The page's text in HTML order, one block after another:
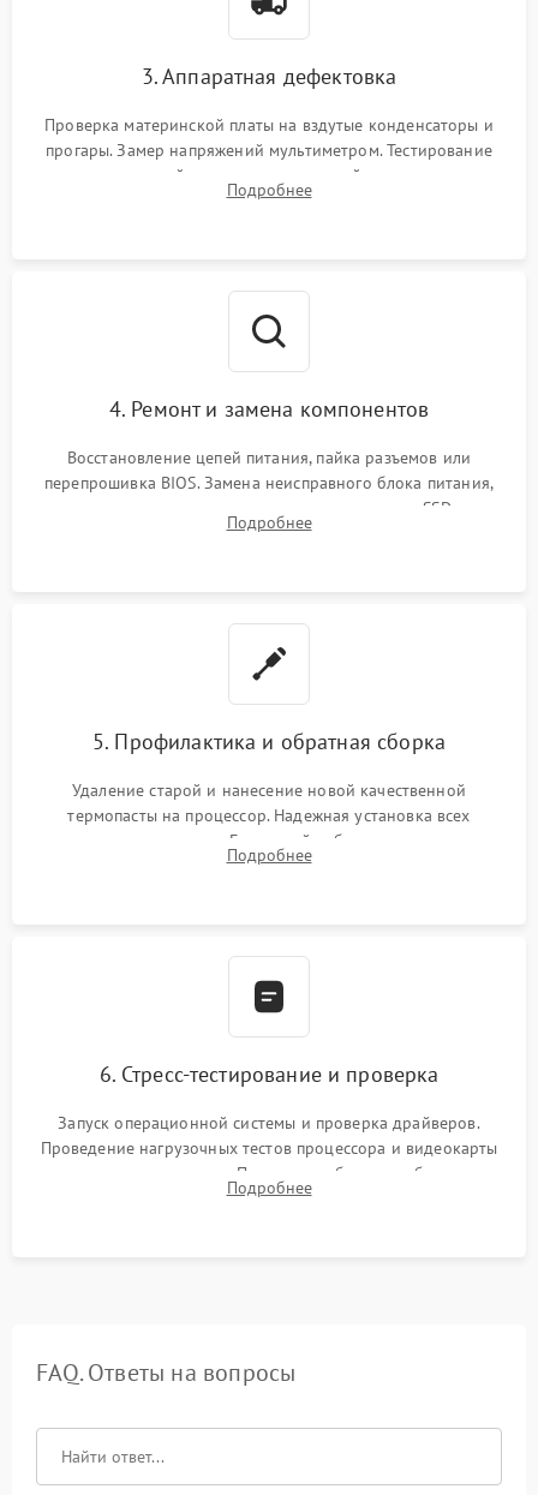
3. Аппаратная дефектовка
Проверка материнской платы на вздутые конденсаторы и
прогары. Замер напряжений мультиметром. Тестирование
оперативной памяти и накопителей с помощью
диагностического ПО для выявления сбойных секторов и
Подробнее
4. Ремонт и замена компонентов
Восстановление цепей питания, пайка разъемов или
перепрошивка BIOS. Замена неисправного блока питания,
видеокарты, процессора или установка нового SSD для
восстановления и повышения скорости работы системы.
Подробнее
5. Профилактика и обратная сборка
Удаление старой и нанесение новой качественной
термопасты на процессор. Надежная установка всех
комплектующих в слоты. Грамотный кабель-менеджмент для
обеспечения правильной циркуляции воздуха внутри
Подробнее
6. Стресс-тестирование и проверка
Запуск операционной системы и проверка драйверов.
Проведение нагрузочных тестов процессора и видеокарты
для контроля температур. Проверка работоспособности всех
USB-портов, аудиовыходов и сетевого подключения.
Подробнее
FAQ. Ответы на вопросы